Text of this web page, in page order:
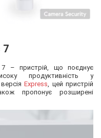
7
7 – пристрій, що поєднує
продуктивність у
Express , цей пристрій
пропонує розширені